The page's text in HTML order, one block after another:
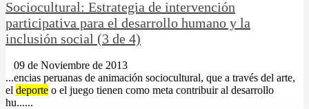
Sociocultural: Estrategia de intervención
participativa para el desarrollo humano y la
inclusión social (3 de 4)
09 de Noviembre de 2013
...encias peruanas de animación sociocultural, que a través del arte,
el deporte o el juego tienen como meta contribuir al desarrollo
hu......